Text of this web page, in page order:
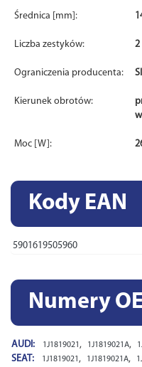
Średnica [mm]:
Liczba zestyków: 2
Ograniczenia producenta:
Kierunek obrotów:
Moc [W]:
Kody EAN
5901619505960
Numery
AUDI: 1J1819021 , 1J1819021A,
SEAT: 1J1819021 , 1J1819021A,